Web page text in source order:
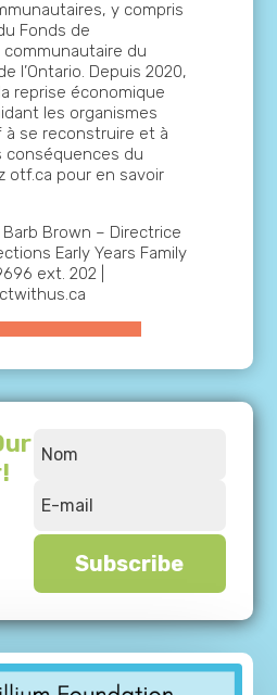
y compris
Fonds de
du
l’Ontario. Depuis 2020,
reprise économique
les organismes
se reconstruire et à
conséquences du
otf.ca pour en savoir
Brown – Directrice
Early Years Family
ext. 202 |
Subscribe